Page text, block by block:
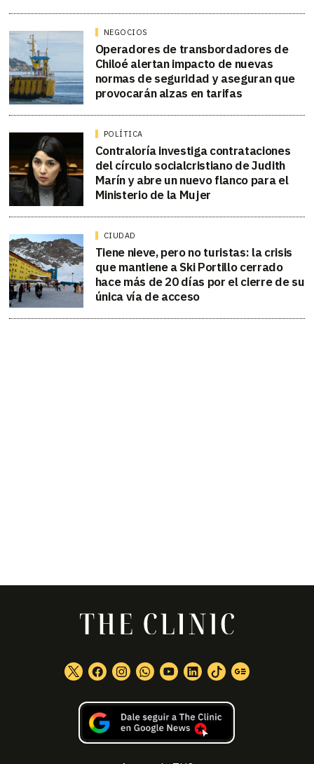
NEGOCIOS
Operadores de transbordadores de
Chiloé alertan impacto de nuevas
normas de seguridad y aseguran que
provocarán alzas en tarifas
POLÍTICA
Contraloría investiga contrataciones
del círculo socialcristiano de Judith
Marín y abre un nuevo flanco para el
Ministerio de la Mujer
CIUDAD
Tiene nieve, pero no turistas: la crisis
que mantiene a Ski Portillo cerrado
hace más de 20 días por el cierre de su
única vía de acceso